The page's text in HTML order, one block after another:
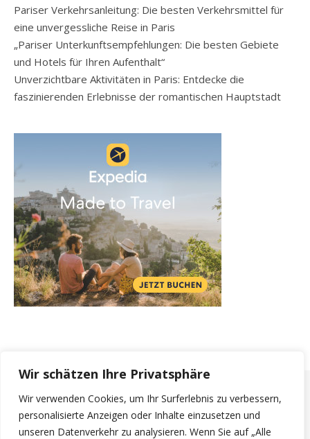
Wir schätzen Ihre Privatsphäre
Wir verwenden Cookies, um Ihr Surferlebnis zu verbessern,
personalisierte Anzeigen oder Inhalte einzusetzen und
unseren Datenverkehr zu analysieren. Wenn Sie auf „Alle
Pariser Verkehrsanleitung: Die besten Verkehrsmittel für
eine unvergessliche Reise in Paris
„Pariser Unterkunftsempfehlungen: Die besten Gebiete
und Hotels für Ihren Aufenthalt“
Unverzichtbare Aktivitäten in Paris: Entdecke die
faszinierenden Erlebnisse der romantischen Hauptstadt
© 2026 Flight. | Bard Theme vonWP Royal